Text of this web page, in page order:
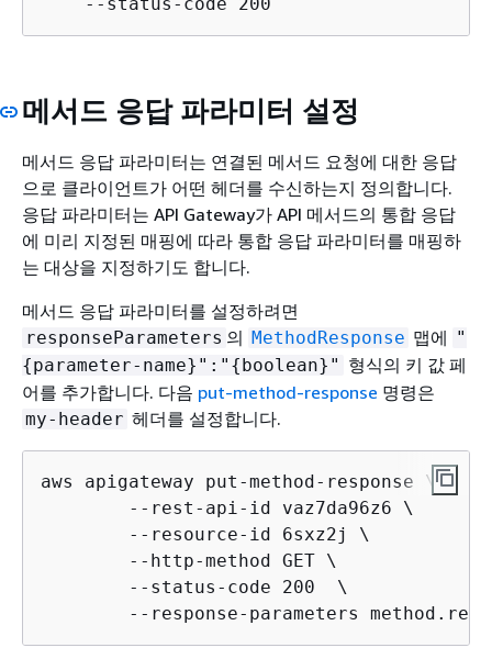
메서드 응답 파라미터 설정
메서드 응답 파라미터는 연결된 메서드 요청에 대한 응답
으로 클라이언트가 어떤 헤더를 수신하는지 정의합니다.
응답 파라미터는 API Gateway가 API 메서드의 통합 응답
에 미리 지정된 매핑에 따라 통합 응답 파라미터를 매핑하
는 대상을 지정하기도 합니다.
메서드 응답 파라미터를 설정하려면
responseParameters 의 MethodResponse 맵에 "
{parameter-name}":" {boolean}" 형식의 키 값 페
어를 추가합니다. 다음 put-method-response 명령은
my-header 헤더를 설정합니다.
aws apigateway put-method-response \
        --rest-api-id vaz7da96z6 \
        --resource-id 6sxz2j \
        --http-method GET \
        --status-code 200  \
--response-parameters